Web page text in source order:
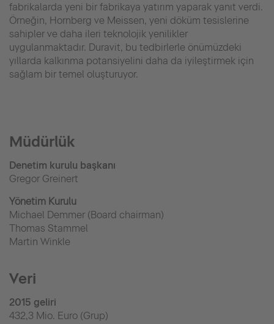
fabrikalarda yeni bir fabrikaya yatırım yaparak yanıt verdi.
Örneğin, Hornberg ve Meissen, yeni döküm tesislerine
sahipler ve daha ileri teknolojik yenilikler
uygulanmaktadır. Duravit, bu tedbirlerle önümüzdeki
yıllarda kalkınma potansiyelini daha da iyileştirmek için
sağlam bir temel oluşturuyor.
Müdürlük
Denetim kurulu başkanı
Gregor Greinert
Yönetim Kurulu
Michael Demmer (Board chairman)
Thomas Stammel
Martin Winkle
Veri
2015 geliri
432,3 Mio. Euro (Grup)